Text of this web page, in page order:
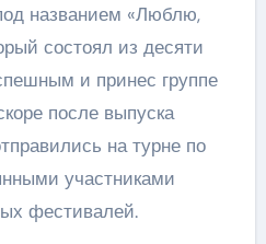
названием «Люблю,
состоял из десяти
и принес группе
после выпуска
на турне по
участниками
фестивалей.